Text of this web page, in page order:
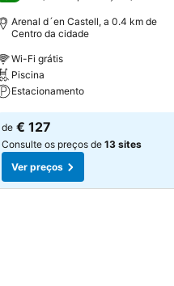
Arenal d´en Castell, a 0.4 km de
Centro da cidade
Wi-Fi grátis
Piscina
Estacionamento
Ver preços
de € 127
Consulte os preços de 13 sites
Ver preços